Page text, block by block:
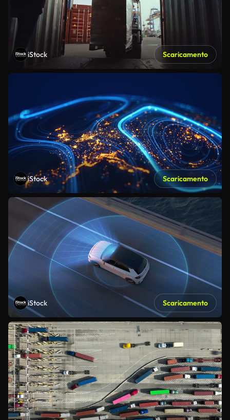
iStock Scaricamento
iStock Scaricamento
iStock Scaricamento